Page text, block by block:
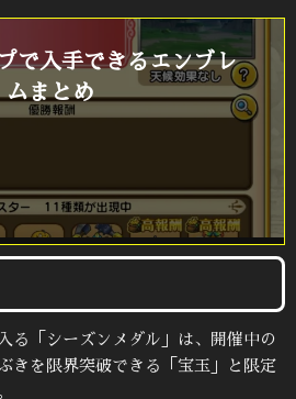
で入手できるエンブレ
ムまとめ
る「シーズンメダル」は、開催中の
きを限界突破できる「宝玉」と限定